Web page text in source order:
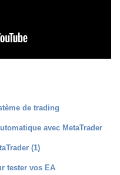
de trading
avec MetaTrader
(1)
tester vos EA